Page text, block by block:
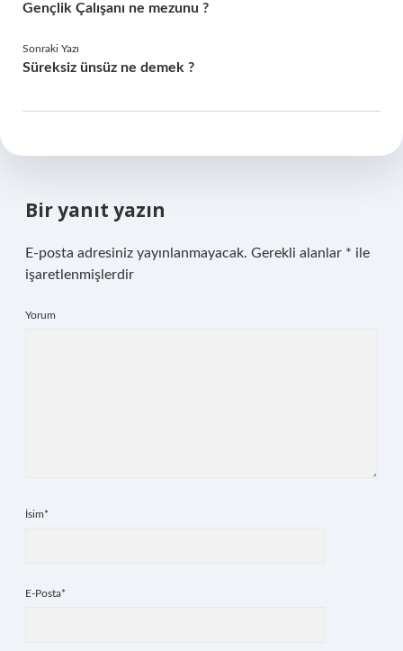
Gençlik Çalışanı ne mezunu ?
Sonraki Yazı
Süreksiz ünsüz ne demek ?
Bir yanıt yazın
E-posta adresiniz yayınlanmayacak. Gerekli alanlar * ile
işaretlenmişlerdir
Yorum
İsim*
E-Posta*